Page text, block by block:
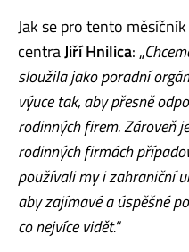
Jak se pro tento
centraJiří Hnilica: „
sloužila jako poradní
výuce tak, aby přesně
rodinných firem. Zároveň
rodinných firmách
používali my i zahraniční
aby zajímavé a úspěšné
co nejvíce vidět.“